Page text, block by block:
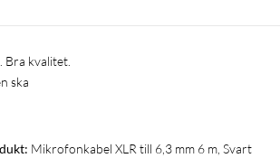
Bra kvalitet.
ska
Mikrofonkabel XLR till 6,3 mm 6 m, Svart